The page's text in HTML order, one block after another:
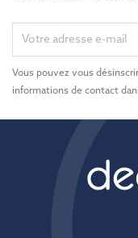
Vous pouvez vous
informations de contact